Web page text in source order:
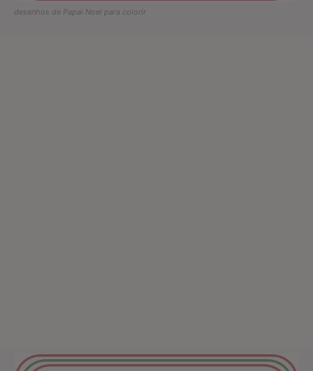
desenhos de Papai Noel para colorir